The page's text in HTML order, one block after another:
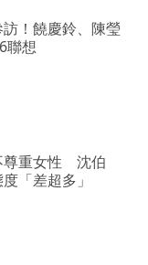
！饒慶鈴、陳瑩
聯想
尊重女性 沈伯
「差超多」